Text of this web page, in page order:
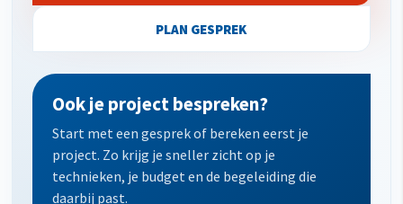
PLAN GESPREK
Ook je project bespreken?
Start met een gesprek of bereken eerst je
project. Zo krijg je sneller zicht op je
technieken, je budget en de begeleiding die
daarbij past.